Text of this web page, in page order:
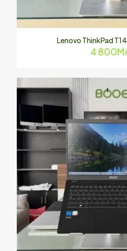
Lenovo ThinkPad
4 800